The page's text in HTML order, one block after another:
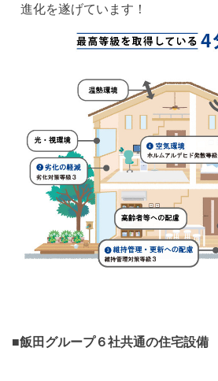
進化を遂げています！
■飯田グループ６社共通の住宅設備